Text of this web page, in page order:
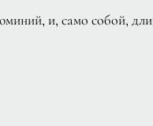
и, само собой,